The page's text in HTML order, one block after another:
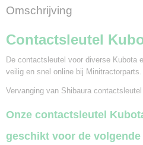
Bruto gewicht
0,02 Kg
Omschrijving
Contactsleutel
De contactsleutel voor diverse Kubota
veilig en snel online bij Minitractorparts.
Vervanging van Shibaura
Onze contactsleutel
geschikt voor de volgende